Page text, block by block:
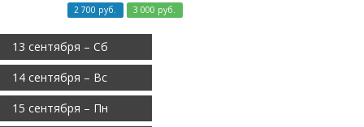
2 700 руб. 3 000 руб.
13 сентября – Сб
14 сентября – Вс
15 сентября – Пн